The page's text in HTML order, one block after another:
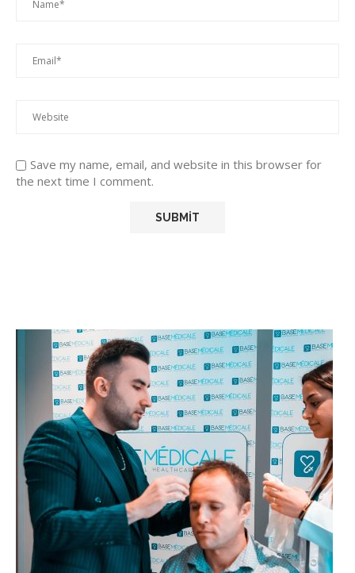
Save my name, email, and website in this browser for
the next time I comment.